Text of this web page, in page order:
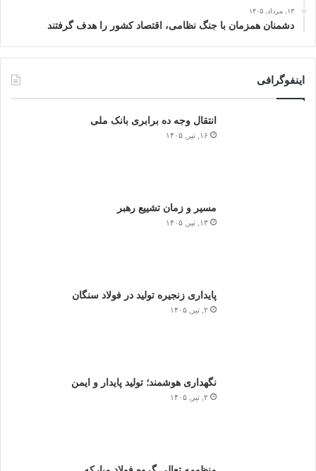
۱۳, مرداد, ۱۴۰۵
دشمنان همزمان با جنگ نظامی، اقتصاد کشور را هدف گرفتند
اینفوگرافی
انتقال وجه ده برابری بانک ملی
۱۶, تیر, ۱۴۰۵
مسیر و زمان تشییع رهبر
۱۳, تیر, ۱۴۰۵
پایداری زنجیره تولید در فولاد سنگان
۲, تیر, ۱۴۰۵
نگهداری هوشمند؛ تولید پایدار و ایمن
۲, تیر, ۱۴۰۵